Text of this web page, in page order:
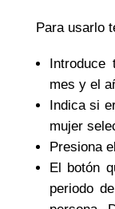
Para usarlo
mes y el
Indica si
mujer
Presiona
El botón
periodo